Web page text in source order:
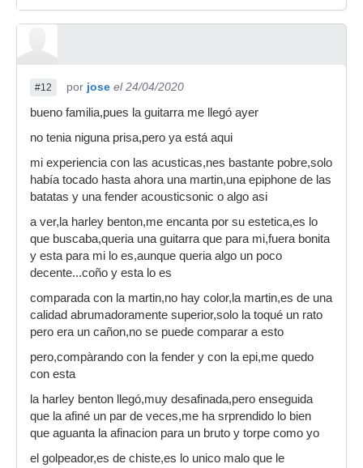
#12 por jose el 24/04/2020
bueno familia,pues la guitarra me llegó ayer
no tenia niguna prisa,pero ya está aqui
mi experiencia con las acusticas,nes bastante pobre,solo
había tocado hasta ahora una martin,una epiphone de las
batatas y una fender acousticsonic o algo asi
a ver,la harley benton,me encanta por su estetica,es lo
que buscaba,queria una guitarra que para mi,fuera bonita
y esta para mi lo es,aunque queria algo un poco
decente...coño y esta lo es
comparada con la martin,no hay color,la martin,es de una
calidad abrumadoramente superior,solo la toqué un rato
pero era un cañon,no se puede comparar a esto
pero,compàrando con la fender y con la epi,me quedo
con esta
la harley benton llegó,muy desafinada,pero enseguida
que la afiné un par de veces,me ha srprendido lo bien
que aguanta la afinacion para un bruto y torpe como yo
el golpeador,es de chiste,es lo unico malo que le